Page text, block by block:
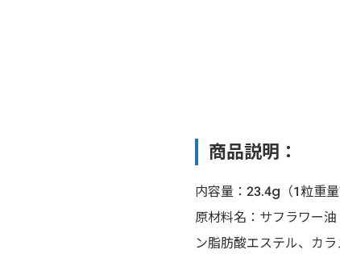
商品説明：
内容量：23.4g（1粒重
原材料名：サフラワー
ン脂肪酸エステル、カ